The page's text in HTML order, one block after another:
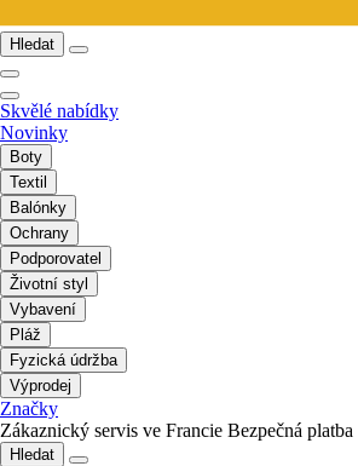
Hledat
Skvělé nabídky
Novinky
Boty
Textil
Balónky
Ochrany
Podporovatel
Životní styl
Vybavení
Pláž
Fyzická údržba
Výprodej
Značky
Zákaznický servis ve Francie Bezpečná platba
Hledat